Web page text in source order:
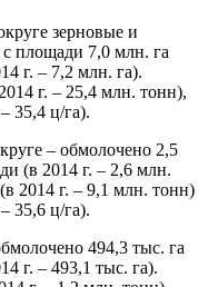
зерновые и
площади 7,0 млн. га
г. – 7,2 млн. га).
г. – 25,4 млн. тонн),
35,4 ц/га).
– обмолочено 2,5
(в 2014 г. – 2,6 млн.
2014 г. – 9,1 млн. тонн)
35,6 ц/га).
494,3 тыс. га
г. – 493,1 тыс. га).